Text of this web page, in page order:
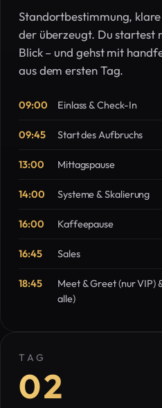
Standortbestimmung,
der überzeugt. Du startest
Blick – und gehst mit
aus dem ersten Tag.
09:00 Einlass & Check-In
09:45 Start des Aufbruchs
13:00 Mittagspause
14:00 Systeme & Skalierung
16:00 Kaffeepause
16:45 Sales
18:45
Meet & Greet (nur
alle)
TAG
02